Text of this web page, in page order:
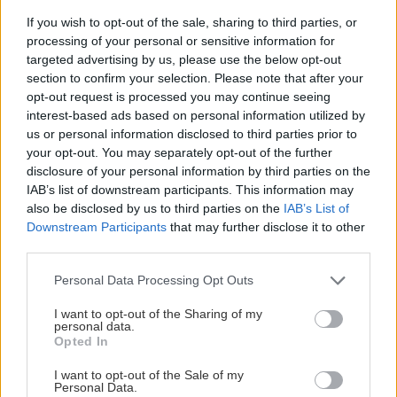
If you wish to opt-out of the sale, sharing to third parties, or
processing of your personal or sensitive information for
targeted advertising by us, please use the below opt-out
section to confirm your selection. Please note that after your
opt-out request is processed you may continue seeing
interest-based ads based on personal information utilized by
us or personal information disclosed to third parties prior to
your opt-out. You may separately opt-out of the further
disclosure of your personal information by third parties on the
IAB’s list of downstream participants. This information may
also be disclosed by us to third parties on the IAB’s List of
Downstream Participants that may further disclose it to other
Please note that this website/app uses one or more Google
not limited to your visit or usage behaviour. You may click to
grant or deny consent to Google and its third-party tags to
use your data for below specified purposes in below Google
consent section.
Personal Data Processing Opt Outs
I want to opt-out of the Sharing of my
personal data.
Opted In
I want to opt-out of the Sale of my
Personal Data.
Môj dom
7 účinných rád, ako prežiť horúčavy aj bez
klimatizácie. Skúsili ste takto vylepšiť
účinok ventilátora?
Dom z tehly
VIDEO Brúsené tehly –